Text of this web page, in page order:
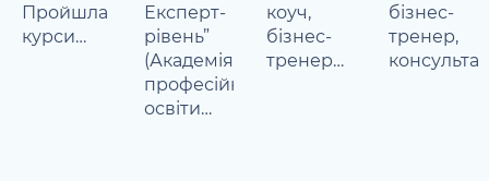
Пройшла
курси…
Експерт-
рівень”
(Академія
професійної
освіти…
коуч,
бізнес-
тренер…
бізнес-
тренер,